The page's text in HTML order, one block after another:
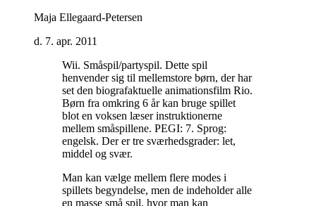
Maja Ellegaard-Petersen
d. 7. apr. 2011
Wii. Småspil/partyspil. Dette spil
henvender sig til mellemstore børn, der har
set den biografaktuelle animationsfilm Rio.
Børn fra omkring 6 år kan bruge spillet
blot en voksen læser instruktionerne
mellem småspillene. PEGI: 7. Sprog:
engelsk. Der er tre sværhedsgrader: let,
middel og svær.
Man kan vælge mellem flere modes i
spillets begyndelse, men de indeholder alle
en masse små spil, hvor man kan